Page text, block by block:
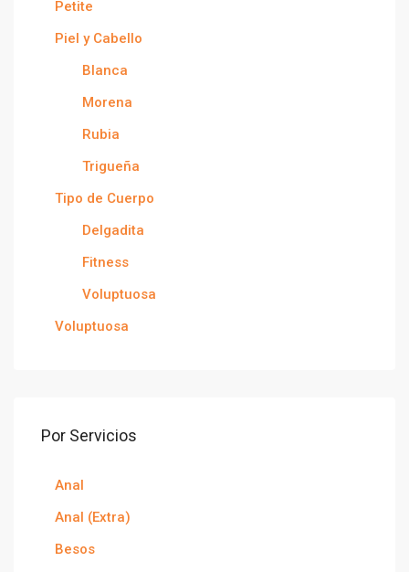
Petite
Piel y Cabello
Blanca
Morena
Rubia
Trigueña
Tipo de Cuerpo
Delgadita
Fitness
Voluptuosa
Voluptuosa
Por Servicios
Anal
Anal (Extra)
Besos